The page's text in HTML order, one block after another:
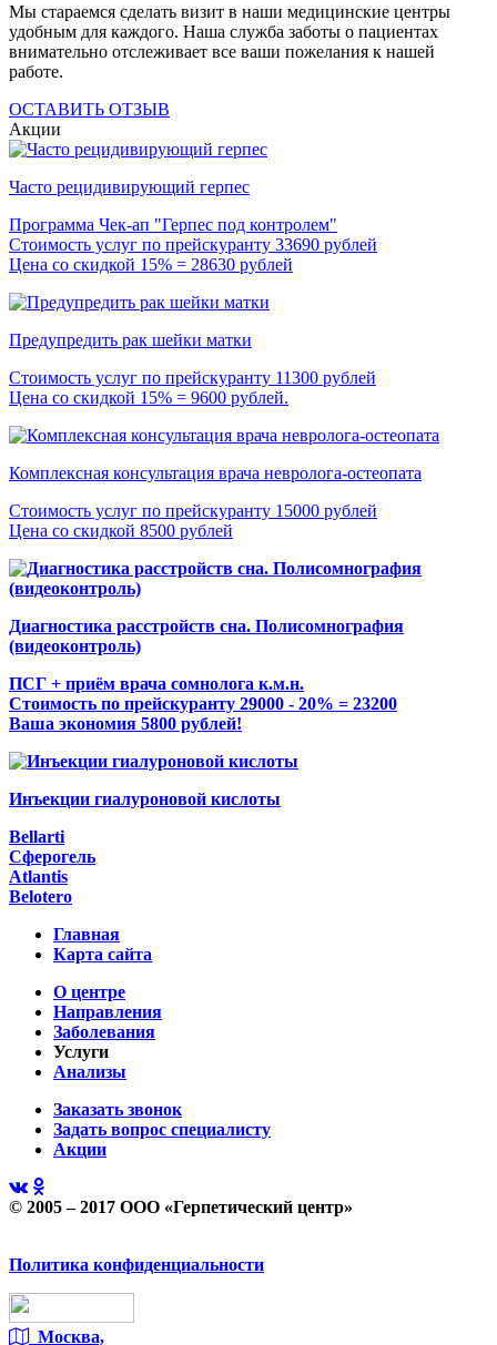
Мы стараемся сделать визит в наши медицинские центры
удобным для каждого. Наша служба заботы о пациентах
внимательно отслеживает все ваши пожелания к нашей
работе.
ОСТАВИТЬ ОТЗЫВ
Акции
Часто рецидивирующий герпес
Программа Чек-ап "Герпес под контролем"
Стоимость услуг по прейскуранту 33690 рублей
Цена со скидкой 15% = 28630 рублей
Предупредить рак шейки матки
Стоимость услуг по прейскуранту 11300 рублей
Цена со скидкой 15% = 9600 рублей.
Комплексная консультация врача невролога-остеопата
Стоимость услуг по прейскуранту 15000 рублей
Цена со скидкой 8500 рублей
Диагностика расстройств сна. Полисомнография
(видеоконтроль)
ПСГ + приём врача сомнолога к.м.н.
Стоимость по прейскуранту 29000 - 20% = 23200
Ваша экономия 5800 рублей!
Инъекции гиалуроновой кислоты
Bellarti
Сферогель
Atlantis
Belotero
Главная
Карта сайта
О центре
Направления
Заболевания
Услуги
Анализы
Заказать звонок
Задать вопрос специалисту
Акции
© 2005 – 2017 ООО «Герпетический центр»
Политика конфиденциальности
Москва,